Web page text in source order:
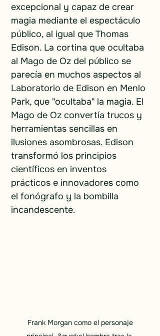
excepcional y capaz de crear
magia mediante el espectáculo
público, al igual que Thomas
Edison. La cortina que ocultaba
al Mago de Oz del público se
parecía en muchos aspectos al
Laboratorio de Edison en Menlo
Park, que "ocultaba" la magia. El
Mago de Oz convertía trucos y
herramientas sencillas en
ilusiones asombrosas. Edison
transformó los principios
científicos en inventos
prácticos e innovadores como
el fonógrafo y la bombilla
incandescente.